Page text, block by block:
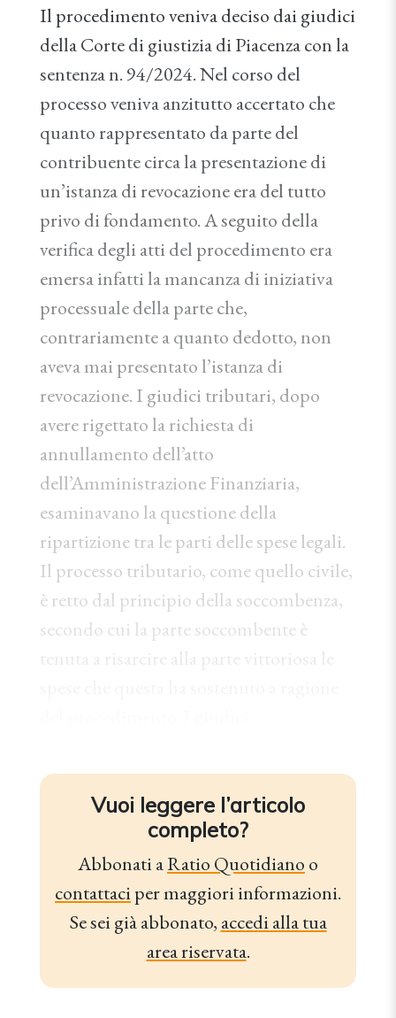
Il procedimento veniva deciso dai giudici
della Corte di giustizia di Piacenza con la
sentenza n. 94/2024. Nel corso del
processo veniva anzitutto accertato che
quanto rappresentato da parte del
contribuente circa la presentazione di
un’istanza di revocazione era del tutto
privo di fondamento. A seguito della
verifica degli atti del procedimento era
emersa infatti la mancanza di iniziativa
processuale della parte che,
contrariamente a quanto dedotto, non
aveva mai presentato l’istanza di
revocazione. I giudici tributari, dopo
avere rigettato la richiesta di
annullamento dell’atto
dell’Amministrazione Finanziaria,
esaminavano la questione della
ripartizione tra le parti delle spese legali.
Il processo tributario, come quello civile,
è retto dal principio della soccombenza,
secondo cui la parte soccombente è
Vuoi leggere l’articolo
completo?
Abbonati aRatio Quotidiano o
contattaciper maggiori informazioni.
Se sei già abbonato, accedi alla tua
area riservata.